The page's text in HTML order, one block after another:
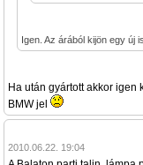
Igen. Az árából kijön egy új
Ha után gyártott akkor
BMW jel
2010.06.22. 19:04